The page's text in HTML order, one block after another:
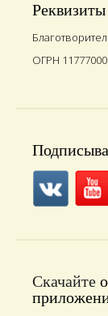
Реквизиты
ОГРН
Скачайте